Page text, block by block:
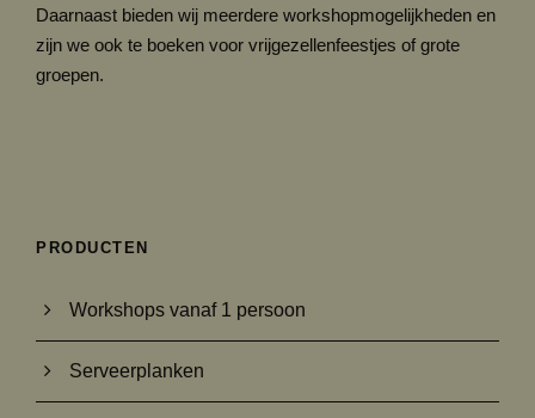
Daarnaast bieden wij meerdere workshopmogelijkheden en
zijn we ook te boeken voor vrijgezellenfeestjes of grote
groepen.
PRODUCTEN
Workshops vanaf 1 persoon
Serveerplanken